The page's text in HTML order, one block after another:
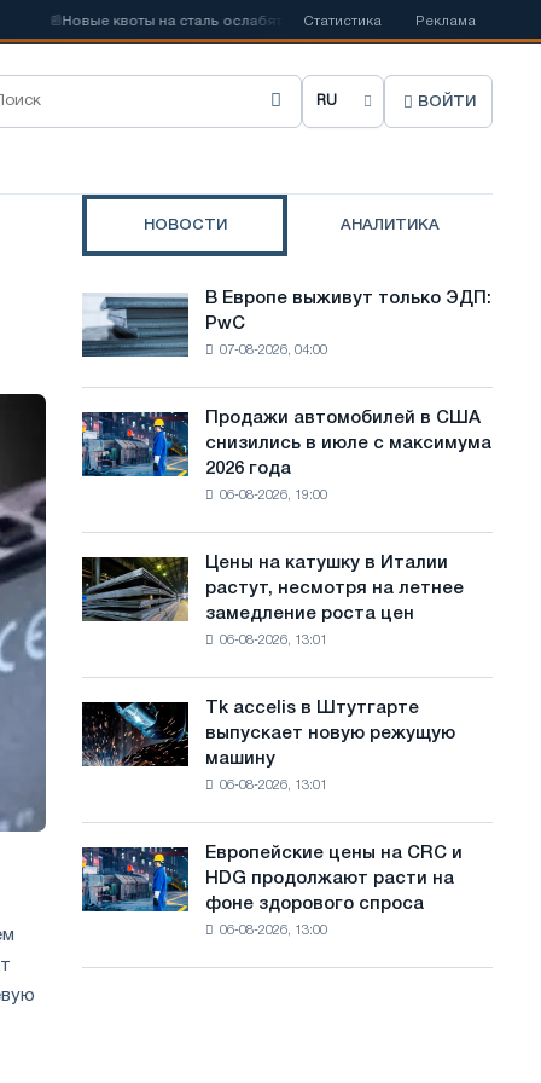
квоты на сталь ослабят конкуренцию в Соединенном Королевстве
Статистика Реклама
В
б
ь
з
с
а
й
т
а
ВОЙТИ
НОВОСТИ АНАЛИТИКА
Европе
выживут
PwC
В Европе выживут только ЭДП:
PwC
07-08-2026, 04:00
Продажи
автомобилей
в
июле
с
года
Продажи автомобилей в США
снизились в июле с максимума
2026 года
06-08-2026, 19:00
Цены
на
катушку
несмотря
на
роста
цен
Цены на катушку в Италии
растут, несмотря на летнее
замедление роста цен
06-08-2026, 13:01
Tk
accelis
в
режущую
машину
Tk accelis в Штутгарте
выпускает новую режущую
машину
06-08-2026, 13:01
Европейские
цены
на
Европейские цены на CRC и
HDG продолжают расти на
фоне здорового спроса
06-08-2026, 13:00